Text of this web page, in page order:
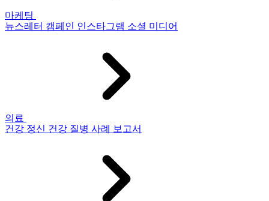
마케팅
뉴스레터 캠페인 인스타그램 소셜 미디어
의료
건강 정신 건강 질병 사례 보고서